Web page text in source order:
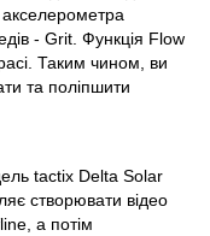
- Grit. Функція Flow
Таким чином, ви
та поліпшити
tactix Delta Solar
створювати відео
а потім